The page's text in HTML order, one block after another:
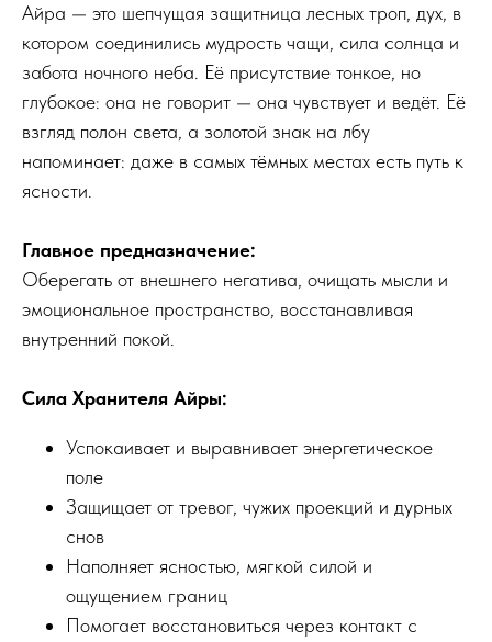
Айра — это шепчущая защитница лесных троп, дух, в
котором соединились мудрость чащи, сила солнца и
забота ночного неба. Её присутствие тонкое, но
глубокое: она не говорит — она чувствует и ведёт. Её
взгляд полон света, а золотой знак на лбу
напоминает: даже в самых тёмных местах есть путь к
ясности.
Главное предназначение:
Оберегать от внешнего негатива, очищать мысли и
эмоциональное пространство, восстанавливая
внутренний покой.
Сила Хранителя Айры:
Успокаивает и выравнивает энергетическое
поле
Защищает от тревог, чужих проекций и дурных
снов
Наполняет ясностью, мягкой силой и
ощущением границ
Помогает восстановиться через контакт с